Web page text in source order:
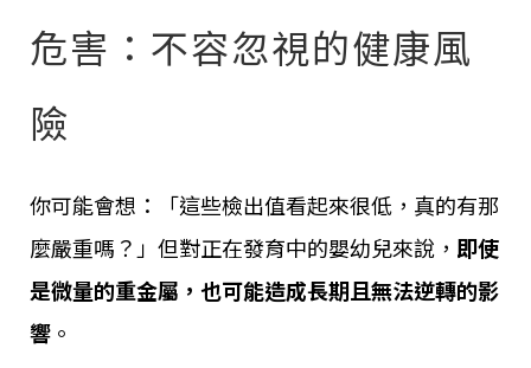
危害：不容忽視的健康風
險
你可能會想：「這些檢出值看起來很低，真的有那
麼嚴重嗎？」但對正在發育中的嬰幼兒來說， 即使
是微量的重金屬，也可能造成長期且無法逆轉的影
響 。